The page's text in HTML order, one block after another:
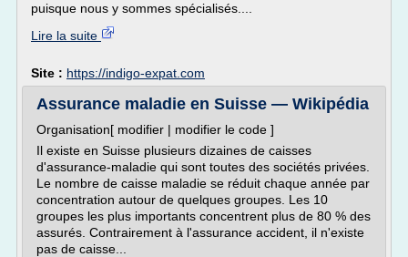
puisque nous y sommes spécialisés....
Lire la suite
Site : https://indigo-expat.com
Assurance maladie en Suisse — Wikipédia
Organisation[ modifier | modifier le code ]
Il existe en Suisse plusieurs dizaines de caisses
d'assurance-maladie qui sont toutes des sociétés privées.
Le nombre de caisse maladie se réduit chaque année par
concentration autour de quelques groupes. Les 10
groupes les plus importants concentrent plus de 80 % des
assurés. Contrairement à l'assurance accident, il n'existe
pas de caisse...